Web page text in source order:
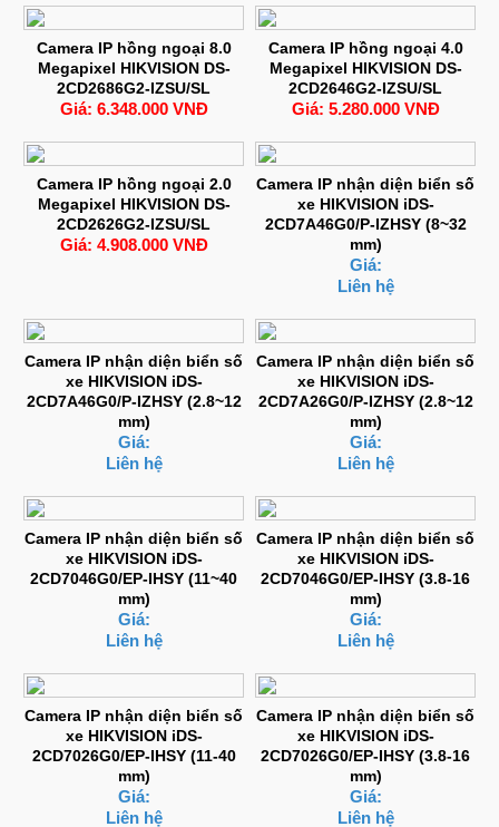
Camera IP hồng ngoại 8.0
Megapixel HIKVISION DS-
2CD2686G2-IZSU/SL
Giá: 6.348.000 VNĐ
Camera IP hồng ngoại 4.0
Megapixel HIKVISION DS-
2CD2646G2-IZSU/SL
Giá: 5.280.000 VNĐ
Camera IP hồng ngoại 2.0
Megapixel HIKVISION DS-
2CD2626G2-IZSU/SL
Giá: 4.908.000 VNĐ
Camera IP nhận diện biển số
xe HIKVISION iDS-
2CD7A46G0/P-IZHSY (8~32
mm)
Giá:
Liên hệ
Camera IP nhận diện biển số
xe HIKVISION iDS-
2CD7A46G0/P-IZHSY (2.8~12
mm)
Giá:
Liên hệ
Camera IP nhận diện biển số
xe HIKVISION iDS-
2CD7A26G0/P-IZHSY (2.8~12
mm)
Giá:
Liên hệ
Camera IP nhận diện biển số
xe HIKVISION iDS-
2CD7046G0/EP-IHSY (11~40
mm)
Giá:
Liên hệ
Camera IP nhận diện biển số
xe HIKVISION iDS-
2CD7046G0/EP-IHSY (3.8-16
mm)
Giá:
Liên hệ
Camera IP nhận diện biển số
xe HIKVISION iDS-
2CD7026G0/EP-IHSY (11-40
mm)
Giá:
Liên hệ
Camera IP nhận diện biển số
xe HIKVISION iDS-
2CD7026G0/EP-IHSY (3.8-16
mm)
Giá:
Liên hệ